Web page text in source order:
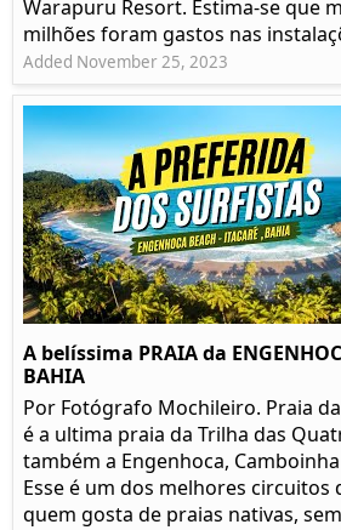
Warapuru Resort. Estima-se que
milhões foram gastos nas
Added November 25, 2023
A belíssima PRAIA da
BAHIA
Por Fotógrafo Mochileiro. Praia da
é a ultima praia da Trilha das
também a Engenhoca,
Esse é um dos melhores circuitos
quem gosta de praias nativas,